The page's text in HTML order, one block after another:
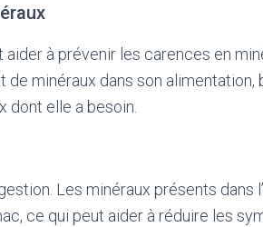
à prévenir les carences en
minéraux dans son alimentation,
dont elle a besoin.
Les minéraux présents dans
ce qui peut aider à réduire les